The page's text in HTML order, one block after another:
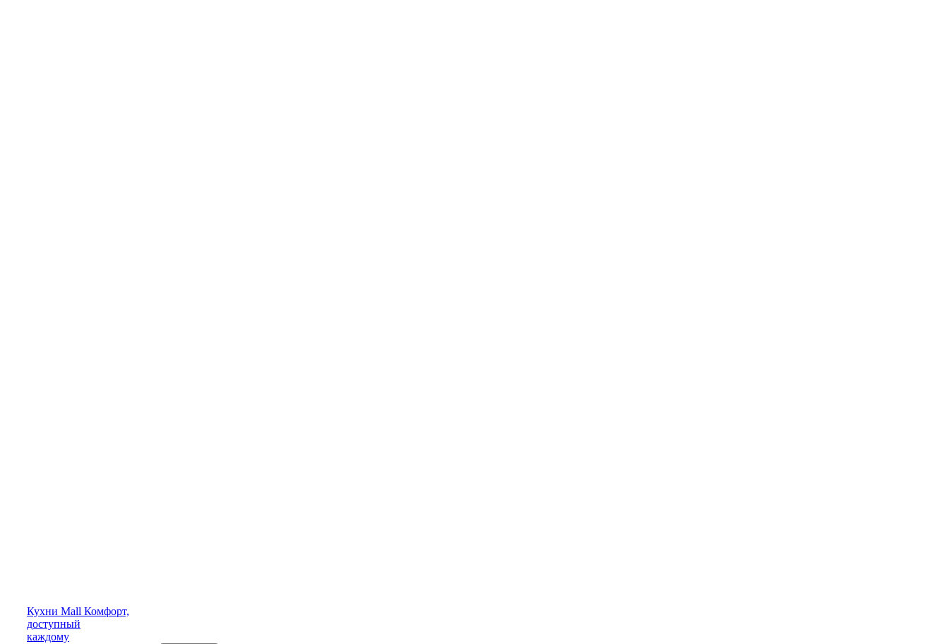
Кухни Mall Комфорт,
доступный
каждому